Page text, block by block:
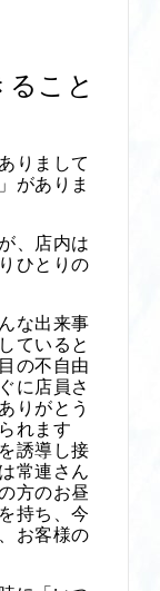
こと
りまして
がありま
、店内は
ひとりの
な出来事
ていると
の不自由
に店員さ
りがとう
れます
誘導し接
常連さん
方のお昼
持ち、今
お客様の